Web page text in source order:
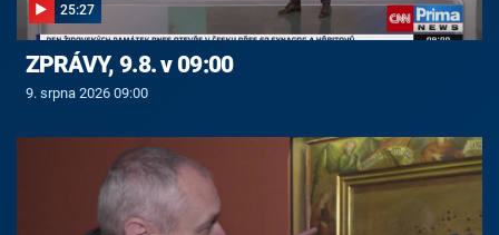
25:27
ZPRÁVY, 9.8. v 09:00
9. srpna 2026 09:00